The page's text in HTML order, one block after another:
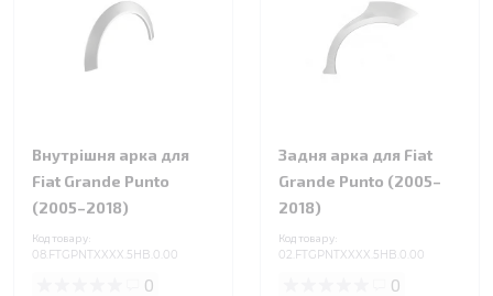
Внутрішня арка для
Fiat Grande Punto
(2005–2018)
Код товару:
08.FTGPNTXXXX.5HB.0.00
0
Задня арка для Fiat
Grande Punto (2005–
2018)
Код товару:
02.FTGPNTXXXX.5HB.0.00
0